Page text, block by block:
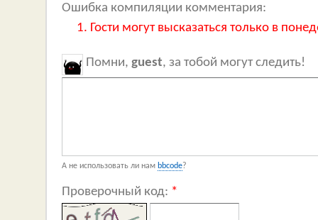
Ошибка компиляции комментария:
Гости могут высказаться только в
Помни, guest, за тобой могут следить!
А не использовать ли нам bbcode?
Проверочный код: *